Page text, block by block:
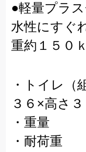
●軽量プラ
水性にすぐ
重約１５０
・トイレ
３６×高さ
・重
・耐荷